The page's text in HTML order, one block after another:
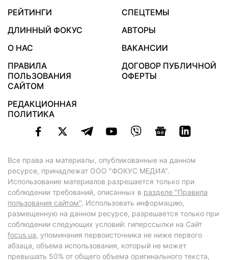
РЕЙТИНГИ
СПЕЦТЕМЫ
ДЛИННЫЙ ФОКУС
АВТОРЫ
О НАС
ВАКАНСИИ
ПРАВИЛА
ПОЛЬЗОВАНИЯ
САЙТОМ
ДОГОВОР ПУБЛИЧНОЙ
ОФЕРТЫ
РЕДАКЦИОННАЯ
ПОЛИТИКА
Все права на материалы, опубликованные на данном
ресурсе, принадлежат ООО "ФОКУС МЕДИА".
Использование материалов разрешается только при
соблюдении требований, описанных в разделе "Правила
пользования сайтом". Использовать информацию,
размещенную на данном ресурсе, разрешается только при
соблюдении следующих условий: гиперссылки на Сайт
focus.ua, упоминания первоисточника не ниже первого
абзаца, объема использования, который не может
превышать 50% от общего объема оригинального текста,